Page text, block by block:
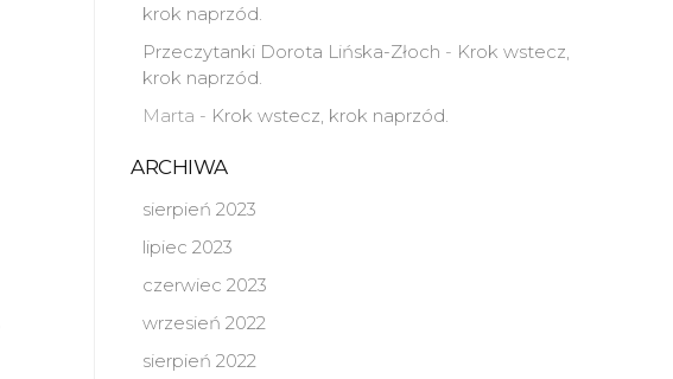
krok naprzód.
Przeczytanki Dorota Lińska-Złoch - Krok wstecz,
krok naprzód.
Marta - Krok wstecz, krok naprzód.
ARCHIWA
sierpień 2023
lipiec 2023
czerwiec 2023
wrzesień 2022
sierpień 2022